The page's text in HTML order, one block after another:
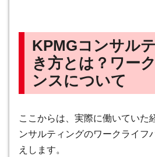
KPMGコンサル
き方とは？ワー
ンスについて
ここからは、実際に働いていた
ンサルティングのワークライフ
えします。